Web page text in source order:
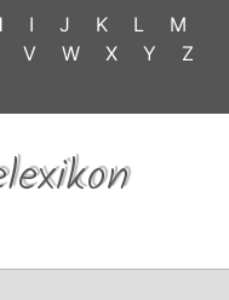
I J K L
M
V W X Y Z